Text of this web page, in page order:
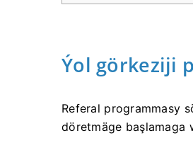
Ýol görkeziji
Referal programmasy
döretmäge başlamaga